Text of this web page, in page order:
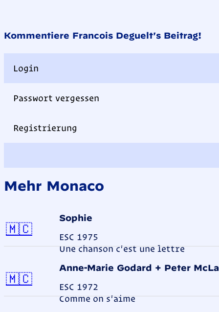
Kommentiere Francois Deguelt's Beitrag!
Login
Passwort vergessen
Registrierung
Mehr Monaco
Sophie
ESC 1975
Une chanson c'est une lettre
🇲🇨Monaco
Anne-Marie Godard + Peter
ESC 1972
Comme on s'aime
🇲🇨Monaco